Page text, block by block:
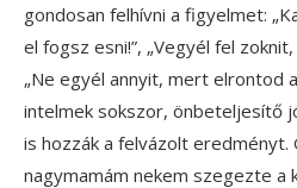
gondosan felhívni a figyelmet:
el fogsz esni!”, „Vegyél fel
„Ne egyél annyit, mert elrontod
intelmek sokszor, önbeteljesítő
is hozzák a felvázolt eredményt.
nagymamám nekem szegezte a